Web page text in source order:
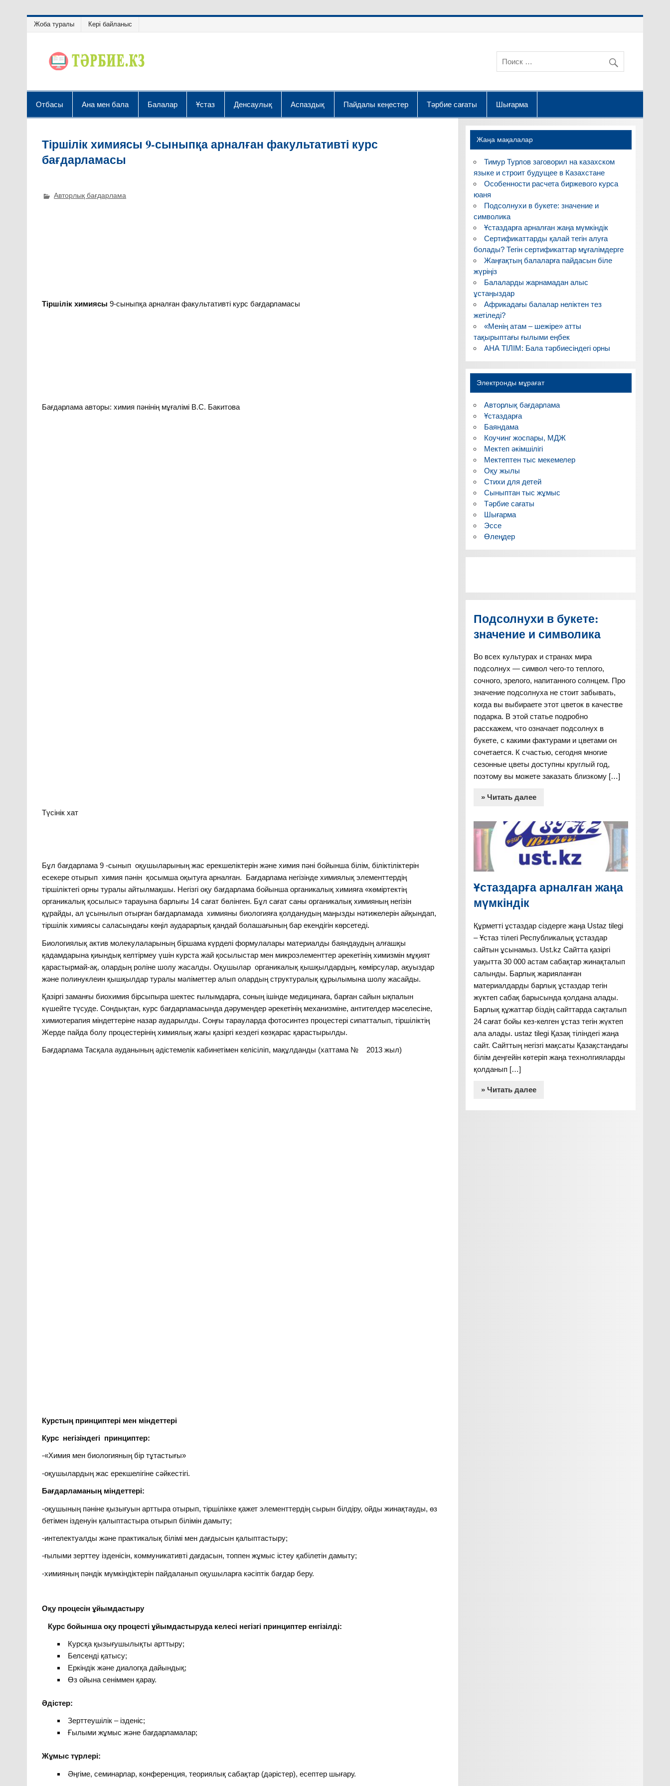
Жоба туралы Кері байланыс
Отбасы Ана мен бала Балалар Ұстаз Денсаулық Аспаздық Пайдалы кеңестер Тәрбие сағаты Шығарма
Тіршілік химиясы 9-сыныпқа арналған факультативті курс
бағдарламасы
Авторлық бағдарлама
Тіршілік химиясы9-сыныпқа арналған факультативті курс бағдарламасы
Бағдарлама авторы: химия пәнінің мұғалімі В.С. Бакитова
Түсінік хат
Бұл бағдарлама 9 -сынып оқушыларының жас ерекшеліктерін және химия пәні бойынша білім, біліктіліктерін
есекере отырып химия пәнін қосымша оқытуға арналған. Бағдарлама негізінде химиялық элементтердің
тіршіліктегі орны туралы айтылмақшы. Негізгі оқу бағдарлама бойынша органикалық химияға «көміртектің
органикалық қосылыс» тарауына барлығы 14 сағат бөлінген. Бұл сағат саны органикалық химияның негізін
құрайды, ал ұсынылып отырған бағдарламада химияны биологияға қолданудың маңызды нәтижелерін айқындап,
тіршілік химиясы саласындағы көңіл аударарлық қандай болашағының бар екендігін көрсетеді.
Биологиялық актив молекулаларының біршама күрделі формулалары материалды баяндаудың алғашқы
қадамдарына қиындық келтірмеу үшін курста жай қосылыстар мен микроэлементтер әрекетінің химизмін мұқият
қарастырмай-ақ, олардың роліне шолу жасалды. Оқушылар органикалық қышқылдардың, көмірсулар, ақуыздар
және полинуклеин қышқылдар туралы мәліметтер алып олардың структуралық құрылымына шолу жасайды.
Қазіргі заманғы биохимия бірсыпыра шектес ғылымдарға, соның ішінде медицинаға, барған сайын ықпалын
күшейте түсуде. Сондықтан, курс бағдарламасында дәрумендер әрекетінің механизміне, антителдер мәселесіне,
химиотерапия міндеттеріне назар аударылды. Соңғы тарауларда фотосинтез процестері сипатталып, тіршіліктің
Жерде пайда болу процестерінің химиялық жағы қазіргі кездегі көзқарас қарастырылды.
Бағдарлама Тасқала ауданының әдістемелік кабинетімен келісіліп, мақұлданды (хаттама № 2013 жыл)
Курстың принциптері мен міндеттері
Курс негізіндегі принциптер:
-«Химия мен биологияның бір тұтастығы»
-оқушылардың жас ерекшелігіне сәйкестігі.
Бағдарламаның міндеттері:
-оқушының пәніне қызығуын арттыра отырып, тіршілікке қажет элементтердің сырын білдіру, ойды жинақтауды, өз
бетімен ізденуін қалыптастыра отырып білімін дамыту;
-интелектуалды және практикалық білімі мен дағдысын қалыптастыру;
-ғылыми зерттеу ізденісін, коммуникативті дағдасын, топпен жұмыс істеу қабілетін дамыту;
-химияның пәндік мүмкіндіктерін пайдаланып оқушыларға кәсіптік бағдар беру.
Оқу процесін ұйымдастыру
Курс бойынша оқу процесті ұйымдастыруда келесі негізгі принциптер енгізілді:
Курсқа қызығушылықты арттыру;
Белсенді қатысу;
Еркіндік және диалогқа дайындық;
Өз ойына сеніммен қарау.
Әдістер:
Зерттеушілік – ізденіс;
Ғылыми жұмыс және бағдарламалар;
Жұмыс түрлері:
Әңгіме, семинарлар, конференция, теориялық сабақтар (дәрістер), есептер шығару.
Жаңа мақалалар
Тимур Турлов заговорил на казахском
языке и строит будущее в Казахстане
Особенности расчета биржевого курса
юаня
Подсолнухи в букете: значение и
символика
Ұстаздарға арналған жаңа мүмкіндік
Сертификаттарды қалай тегін алуға
болады? Тегін сертификаттар мұғалімдерге
Жаңғақтың балаларға пайдасын біле
жүріңіз
Балаларды жарнамадан алыс
ұстаңыздар
Африкадағы балалар неліктен тез
жетіледі?
«Менің атам – шежіре» атты
тақырыптағы ғылыми еңбек
АНА ТІЛІМ: Бала тәрбиесіндегі орны
Электронды мұрағат
Авторлық бағдарлама
Ұстаздарға
Баяндама
Коучинг жоспары, МДЖ
Мектеп әкімшілігі
Мектептен тыс мекемелер
Оқу жылы
Стихи для детей
Сыныптан тыс жұмыс
Тәрбие сағаты
Шығарма
Эссе
Өлеңдер
Подсолнухи в букете:
значение и символика
Во всех культурах и странах мира
подсолнух — символ чего-то теплого,
сочного, зрелого, напитанного солнцем. Про
значение подсолнуха не стоит забывать,
когда вы выбираете этот цветок в качестве
подарка. В этой статье подробно
расскажем, что означает подсолнух в
букете, с какими фактурами и цветами он
сочетается. К счастью, сегодня многие
сезонные цветы доступны круглый год,
поэтому вы можете заказать близкому […]
» Читать далее
Ұстаздарға арналған жаңа
мүмкіндік
Құрметті ұстаздар сіздерге жаңа Ustaz tilegi
– Ұстаз тілегі Республикалық ұстаздар
сайтын ұсынамыз. Ust.kz Сайтта қазіргі
уақытта 30 000 астам сабақтар жинақталып
салынды. Барлық жарияланған
материалдарды барлық ұстаздар тегін
жүктеп сабақ барысында қолдана алады.
Барлық құжаттар біздің сайттарда сақталып
24 сағат бойы кез-келген ұстаз тегін жүктеп
ала алады. ustaz tilegi Қазақ тіліндегі жаңа
сайт. Сайттың негізгі мақсаты Қазақстандағы
білім деңгейін көтеріп жаңа технолгияларды
қолданып […]
» Читать далее